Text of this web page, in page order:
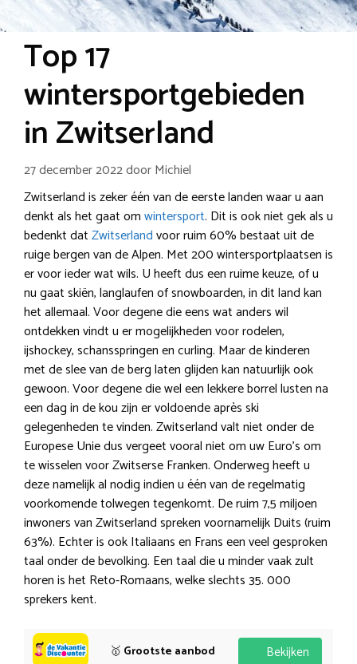
Top 17
wintersportgebieden
in Zwitserland
27 december 2022doorMichiel
Zwitserland is zeker één van de eerste landen waar u aan
denkt als het gaat omwintersport. Dit is ook niet gek als u
bedenkt datZwitserlandvoor ruim 60% bestaat uit de
ruige bergen van de Alpen. Met 200 wintersportplaatsen is
er voor ieder wat wils. U heeft dus een ruime keuze, of u
nu gaat skiën, langlaufen of snowboarden, in dit land kan
het allemaal. Voor degene die eens wat anders wil
ontdekken vindt u er mogelijkheden voor rodelen,
ijshockey, schansspringen en curling. Maar de kinderen
met de slee van de berg laten glijden kan natuurlijk ook
gewoon. Voor degene die wel een lekkere borrel lusten na
een dag in de kou zijn er voldoende après ski
gelegenheden te vinden. Zwitserland valt niet onder de
Europese Unie dus vergeet vooral niet om uw Euro’s om
te wisselen voor Zwitserse Franken. Onderweg heeft u
deze namelijk al nodig indien u één van de regelmatig
voorkomende tolwegen tegenkomt. De ruim 7,5 miljoen
inwoners van Zwitserland spreken voornamelijk Duits (ruim
63%). Echter is ook Italiaans en Frans een veel gesproken
taal onder de bevolking. Een taal die u minder vaak zult
horen is het Reto-Romaans, welke slechts 35. 000
sprekers kent.
🥇 Grootste aanbod Bekijken